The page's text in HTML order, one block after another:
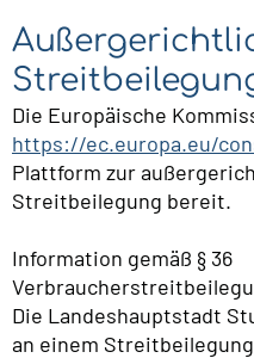
Die Europäische
https://ec.europa.eu/
Plattform zur
Streitbeilegung bereit.
Information gemäß § 36
Die Landeshauptstadt
an einem